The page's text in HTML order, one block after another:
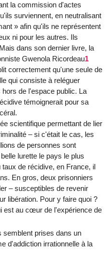
la commission d'actes
surviennent, en neutralisant
» afin qu'ils ne représentent
ni pour les autres. Ils
dans son dernier livre, la
Gwenola Ricordeau1
correctement qu'une seule de
qui consiste à reléguer
de l'espace public. La
témoignerait pour sa
scientifique permettant de lier
– si c'était le cas, les
de personnes sont
lurette le pays le plus
de récidive, en France, il
En gros, deux prisonniers
– susceptibles de revenir
libération. Pour y faire quoi ?
est au cœur de l'expérience de
semblent prises dans un
d'addiction irrationnelle à la